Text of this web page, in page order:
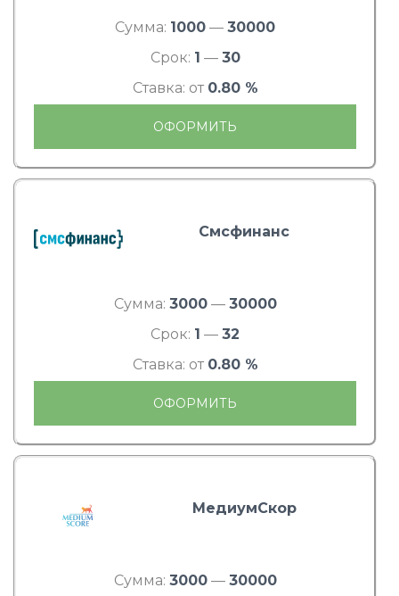
Сумма: 1000 — 30000
Срок: 1 — 30
Ставка: от 0.80 %
ОФОРМИТЬ
Смсфинанс
Сумма: 3000— 30000
Срок: 1 — 32
Ставка: от 0.80 %
ОФОРМИТЬ
МедиумСкор
Сумма: 3000— 30000